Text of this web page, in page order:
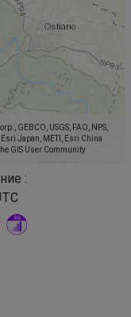
GEBCO, USGS, FAO, NPS,
Japan, METI, Esri China
GIS User Community
: